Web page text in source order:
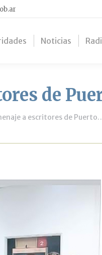
Noticias
de
a escritores de